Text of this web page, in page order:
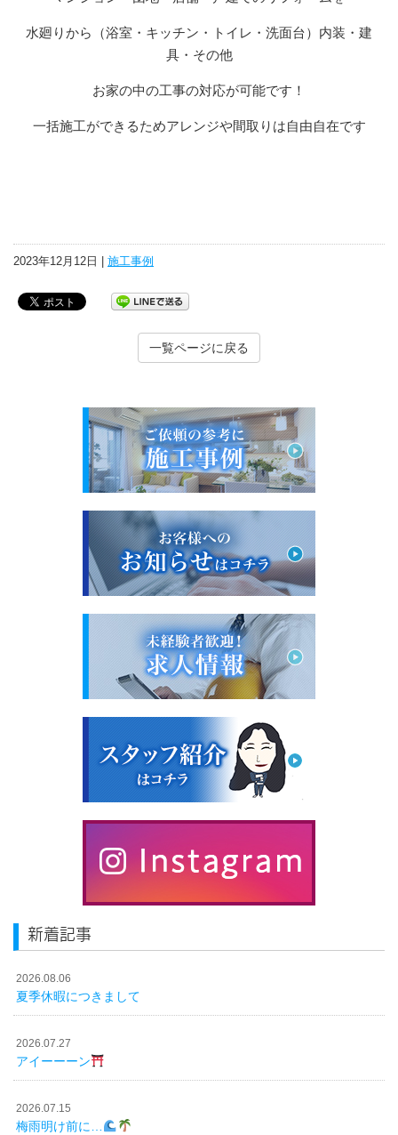
水廻りから（浴室・キッチン・トイレ・洗面台）内装・建
具・その他
お家の中の工事の対応が可能です！
一括施工ができるためアレンジや間取りは自由自在です
2023年12月12日 | 施工事例
一覧ページに戻る
新着記事
2026.08.06
夏季休暇につきまして
2026.07.27
アイーーーン
2026.07.15
梅雨明け前に…